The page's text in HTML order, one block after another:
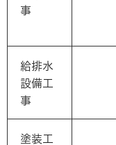
事
給排水
設備工
事
塗装工